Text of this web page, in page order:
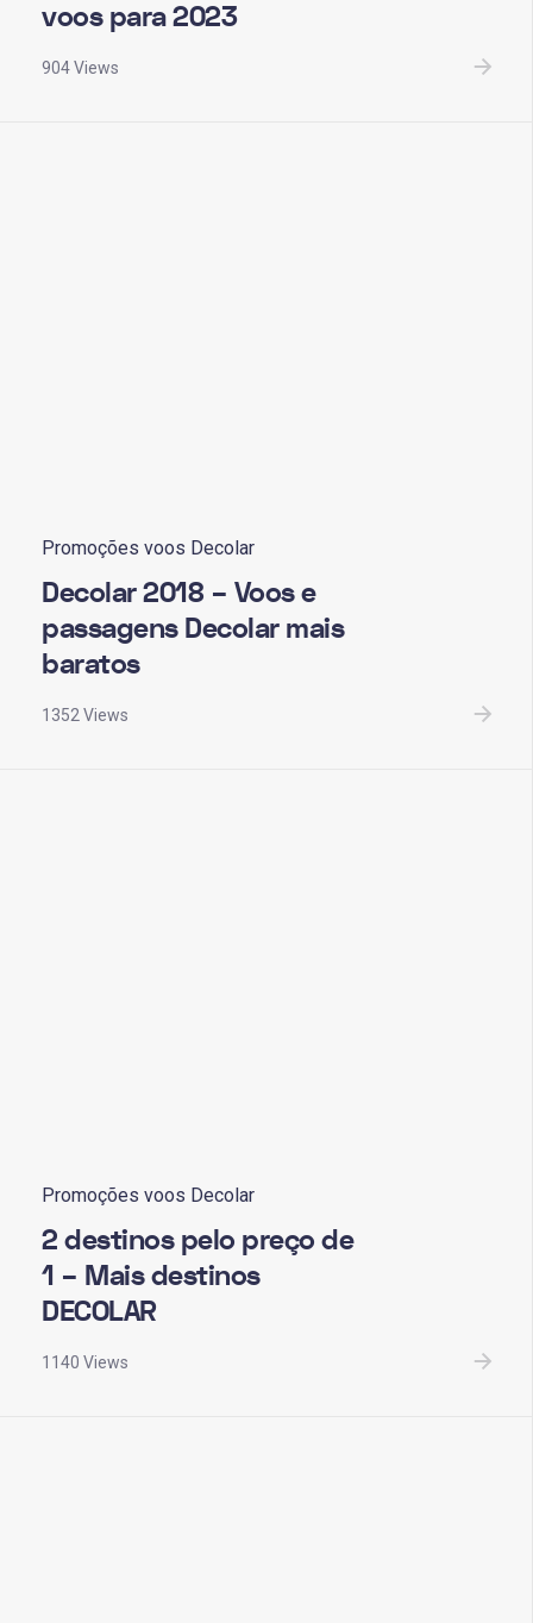
voos para 2023
904 Views
Promoções voos Decolar
Decolar 2018 – Voos e
passagens Decolar mais
baratos
1352 Views
Promoções voos Decolar
2 destinos pelo preço de
1 – Mais destinos
DECOLAR
1140 Views